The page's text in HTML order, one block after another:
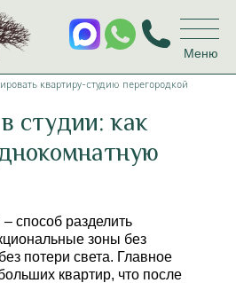
Меню
квартиру-студию перегородкой
студии: как
способ разделить
зоны без
потери света. Главное
квартир, что после